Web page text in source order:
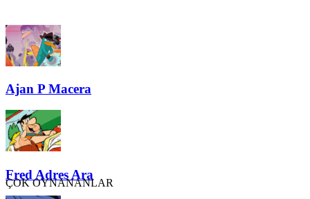
Ajan P Macera
Fred Adres Ara
ÇOK OYNANANLAR